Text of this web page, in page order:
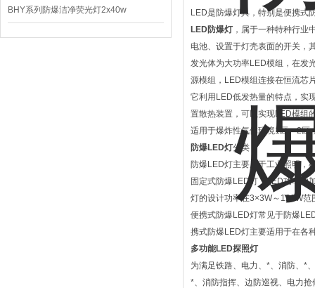
BHY系列防爆洁净荧光灯2x40w
LED是防爆灯具，特别是便携式
LED防爆灯，属于一种特种行业
电池、设置于灯壳表面的开关，
发光体为大功率LED模组，在发
源模组，LED模组连接在恒流芯
它利用LED低发热量的特点，实
置散热装置，可以实现LED模组
适用于爆炸性气体环境1区、2区
防爆LED灯分类
防爆LED灯主要用于工业照明，
固定式防爆LED灯：LED功率的
灯的设计功率在3×3W～120W
便携式防爆LED灯常见于防爆
携式防爆LED灯主要适用于在各
多功能LED探照灯
为满足铁路、电力、*、消防、*
*、消防指挥、边防巡视、电力